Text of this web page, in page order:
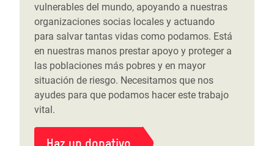
vulnerables del mundo, apoyando a nuestras
organizaciones socias locales y actuando
para salvar tantas vidas como podamos. Está
en nuestras manos prestar apoyo y proteger a
las poblaciones más pobres y en mayor
situación de riesgo. Necesitamos que nos
ayudes para que podamos hacer este trabajo
vital.